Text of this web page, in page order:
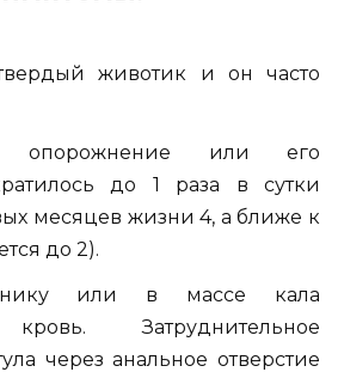
животик и он часто
опорожнение или его
до 1 раза в сутки
месяцев жизни 4, а ближе к
до 2).
или в массе кала
кровь. Затруднительное
через анальное отверстие